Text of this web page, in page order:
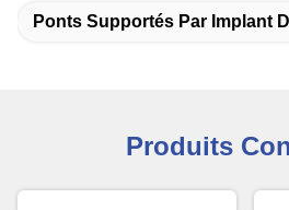
Ponts Supportés Par Implant
Produits